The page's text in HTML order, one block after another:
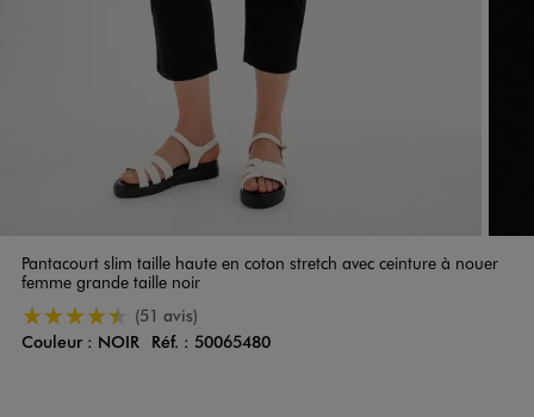
Pantacourt slim taille haute en coton stretch avec ceinture à nouer
femme grande taille noir
4.5/5 de moyenne
(51 avis)
Couleur
Couleur : NOIR Réf. : 50065480